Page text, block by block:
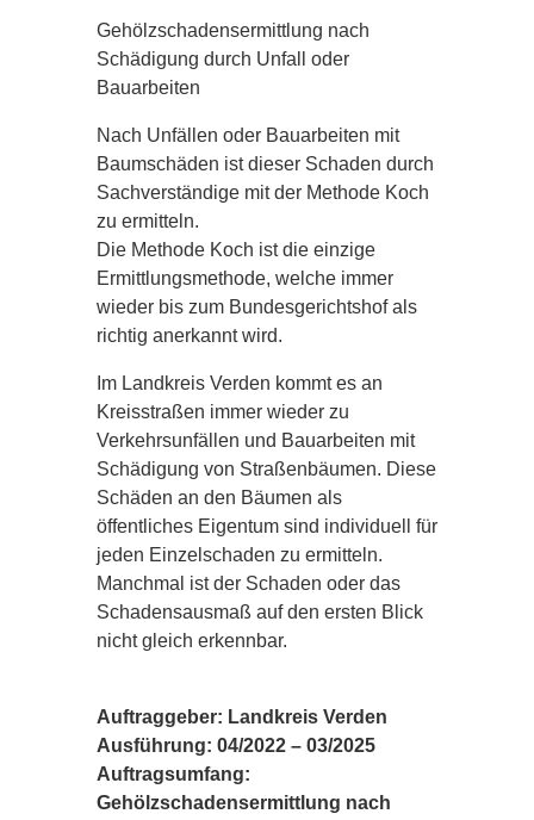
Gehölzschadensermittlung nach
Schädigung durch Unfall oder
Bauarbeiten
Nach Unfällen oder Bauarbeiten mit
Baumschäden ist dieser Schaden durch
Sachverständige mit der Methode Koch
zu ermitteln.
Die Methode Koch ist die einzige
Ermittlungsmethode, welche immer
wieder bis zum Bundesgerichtshof als
richtig anerkannt wird.
Im Landkreis Verden kommt es an
Kreisstraßen immer wieder zu
Verkehrsunfällen und Bauarbeiten mit
Schädigung von Straßenbäumen. Diese
Schäden an den Bäumen als
öffentliches Eigentum sind individuell für
jeden Einzelschaden zu ermitteln.
Manchmal ist der Schaden oder das
Schadensausmaß auf den ersten Blick
nicht gleich erkennbar.
Auftraggeber: Landkreis Verden
Ausführung: 04/2022 – 03/2025
Auftragsumfang:
Gehölzschadensermittlung nach